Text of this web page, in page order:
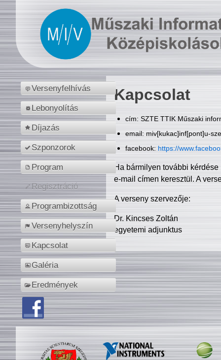
Versenyfelhívás
Lebonyolítás
Díjazás
Szponzorok
Program
Regisztráció
Programbizottság
Versenyhelyszín
Kapcsolat
Galéria
Eredmények
Kapcsolat
cím: SZTE TTIK Műszaki
email: miv[kukac]inf[pont]u-
facebook: https://
Ha bármilyen további
e-mail címen keresztül. A
A verseny szervezője:
Dr. Kincses Zoltán
egyetemi adjunktus